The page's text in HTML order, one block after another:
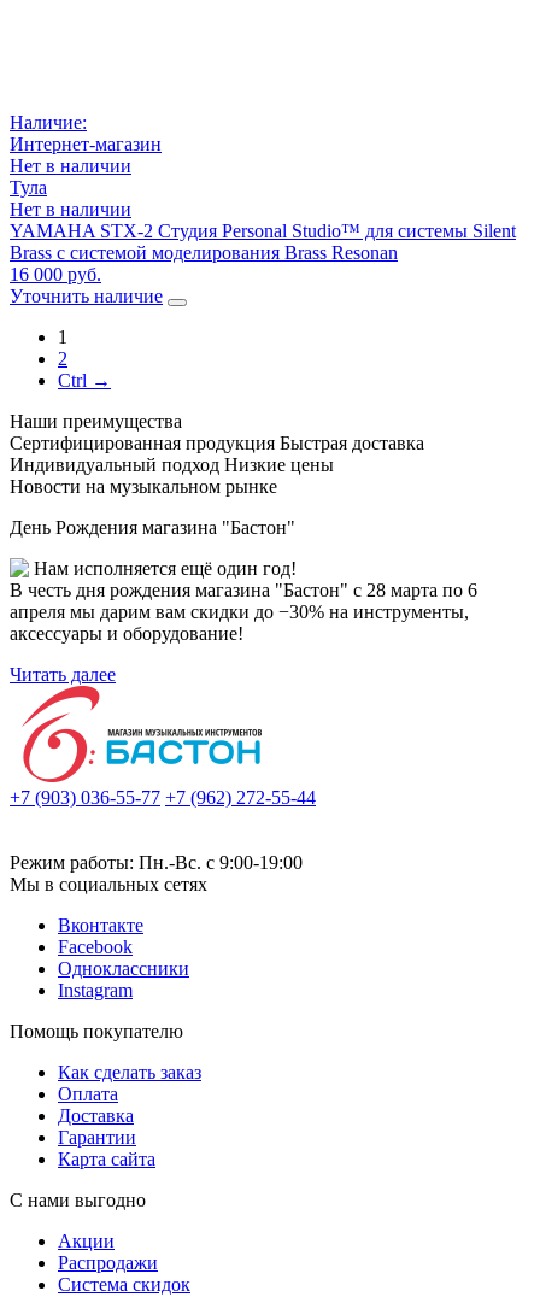
Наличие:
Интернет-магазин
Нет в наличии
Тула
Нет в наличии
YAMAHA STX-2 Студия Personal Studio™ для системы Silent
Brass с системой моделирования Brass Resonan
16 000 руб.
Уточнить наличие
1
2
Ctrl →
Наши преимущества
Сертифицированная продукция Быстрая доставка
Индивидуальный подход Низкие цены
Новости на музыкальном рынке
День Рождения магазина "Бастон"
Нам исполняется ещё один год!
В честь дня рождения магазина "Бастон" с 28 марта по 6
апреля мы дарим вам скидки до −30% на инструменты,
аксессуары и оборудование!
Читать далее
+7 (903) 036-55-77 +7 (962) 272-55-44
Режим работы: Пн.-Вс. с 9:00-19:00
Мы в социальных сетях
Вконтакте
Facebook
Одноклассники
Instagram
Помощь покупателю
Как сделать заказ
Оплата
Доставка
Гарантии
Карта сайта
С нами выгодно
Акции
Распродажи
Система скидок